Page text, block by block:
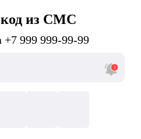
код из СМС
+7 999 999-99-99